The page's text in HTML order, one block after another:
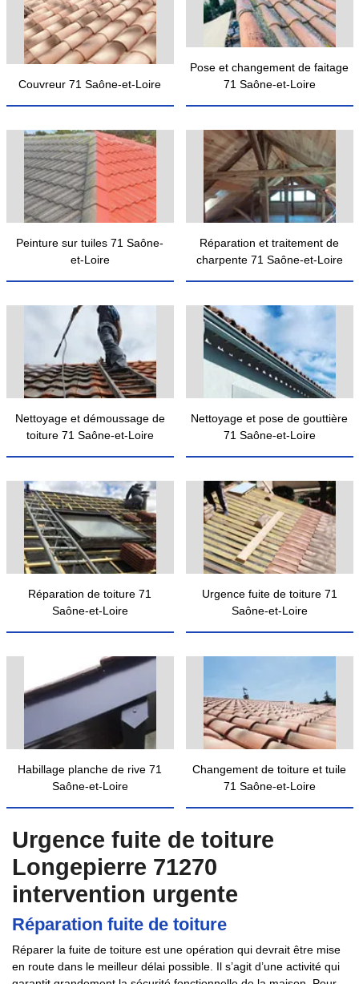
Couvreur 71 Saône-et-Loire
Pose et changement de faitage
71 Saône-et-Loire
Peinture sur tuiles 71 Saône-
et-Loire
Réparation et traitement de
charpente 71 Saône-et-Loire
Nettoyage et démoussage de
toiture 71 Saône-et-Loire
Nettoyage et pose de gouttière
71 Saône-et-Loire
Réparation de toiture 71
Saône-et-Loire
Urgence fuite de toiture 71
Saône-et-Loire
Habillage planche de rive 71
Saône-et-Loire
Changement de toiture et tuile
71 Saône-et-Loire
Urgence fuite de toiture
Longepierre 71270
intervention urgente
Réparation fuite de toiture
Réparer la fuite de toiture est une opération qui devrait être mise
en route dans le meilleur délai possible. Il s’agit d’une activité qui